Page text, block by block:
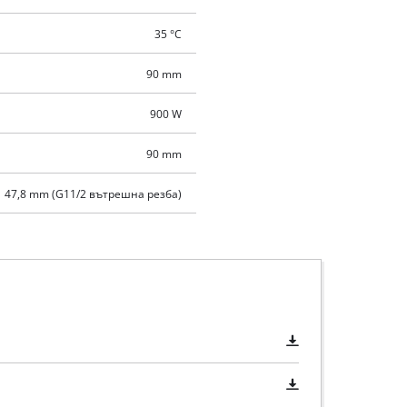
35 °C
90 mm
900 W
90 mm
47,8 mm (G11/2 вътрешна резба)